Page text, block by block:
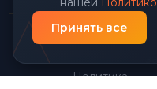
Принять все
© 2026 Передовой
Политика